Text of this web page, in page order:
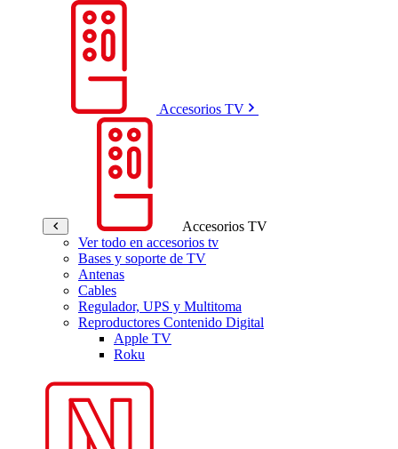
Accesorios TV
Accesorios TV
Ver todo en accesorios tv
Bases y soporte de TV
Antenas
Cables
Regulador, UPS y Multitoma
Reproductores Contenido Digital
Apple TV
Roku